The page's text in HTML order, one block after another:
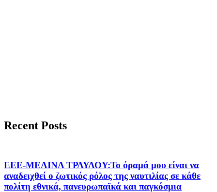
Recent Posts
ΕΕΕ-ΜΕΛΙΝΑ ΤΡΑΥΛΟΥ:Το όραμά μου είναι να
αναδειχθεί ο ζωτικός ρόλος της ναυτιλίας σε κάθε
πολίτη εθνικά, πανευρωπαϊκά και παγκόσμια